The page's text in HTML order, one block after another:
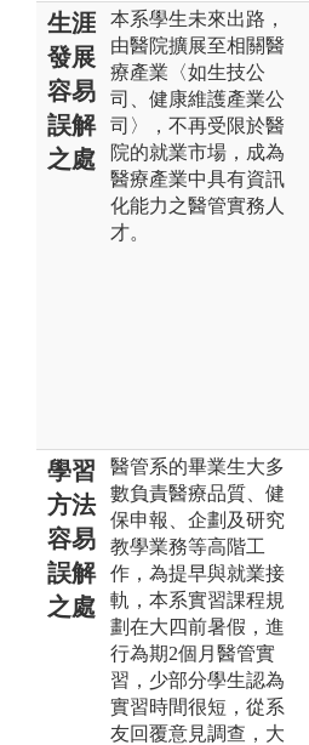
生涯
發展
容易
誤解
之處
本系學生未來出路，
由醫院擴展至相關醫
療產業〈如生技公
司、健康維護產業公
司〉，不再受限於醫
院的就業市場，成為
醫療產業中具有資訊
化能力之醫管實務人
才。
學習
方法
容易
誤解
之處
醫管系的畢業生大多
數負責醫療品質、健
保申報、企劃及研究
教學業務等高階工
作，為提早與就業接
軌，本系實習課程規
劃在大四前暑假，進
行為期2個月醫管實
習，少部分學生認為
實習時間很短，從系
友回覆意見調查，大